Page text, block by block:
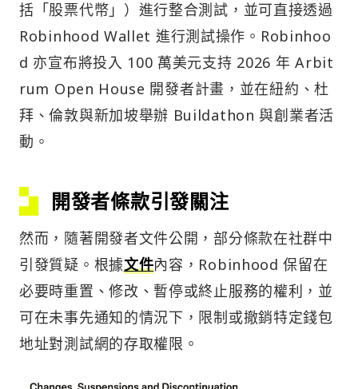
括「股票代幣」）進行整合測試，並可直接透過
Robinhood Wallet 進行測試操作。Robinhoo
d 亦宣布將投入 100 萬美元支持 2026 年 Arbit
rum Open House 開發者計畫，並在紐約、杜
拜、倫敦與新加坡舉辦 Buildathon 與創業者活
動。
開發者條款引發關注
然而，隨著開發者文件公開，部分條款在社群中
引發質疑。根據文件內容，Robinhood 保留在
必要時重置、修改、暫停或終止服務的權利，並
可在未事先通知的情況下，限制或撤銷特定錢包
地址對測試網的存取權限。